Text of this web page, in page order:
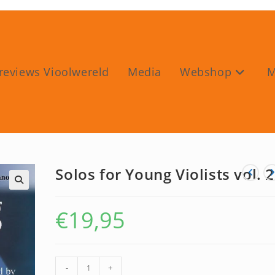
Vioolwereld Media Webshop
Solos for Young Violists vol. 2
€19,95
- +